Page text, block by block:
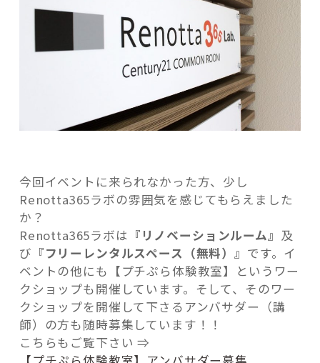
今回イベントに来られなかった方、少し
Renotta365ラボの雰囲気を感じてもらえました
か？
Renotta365ラボは 『リノベーションルーム』 及
び 『フリーレンタルスペース（無料）』 です。イ
ベントの他にも【プチぷら体験教室】というワー
クショップも開催しています。そして、そのワー
クショップを開催して下さるアンバサダー（講
師）の方も随時募集しています！！
こちらもご覧下さい ⇒